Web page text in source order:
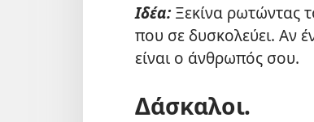
Ιδέα:Ξεκίνα ρωτώντας
που σε δυσκολεύει. Αν
είναι ο άνθρωπός σου.
Δάσκαλοι.